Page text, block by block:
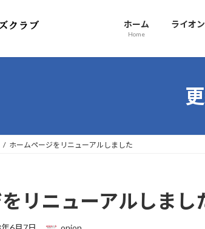
ホーム
Home
ライオ
ホームページをリニューアルしました
リニューアルしまし